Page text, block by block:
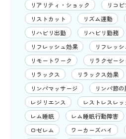
リアリティ・ショック
リコピ
リストカット
リズム運動
リハビリ出勤
リハビリ勤務
リフレッシュ効果
リフレッ
リモートワーク
リラクゼー
リラックス
リラックス効果
リンパマッサージ
リンパ節
レジリエンス
レストレスレ
レム睡眠
レム睡眠行動障害
ロゼレム
ワーカーズハイ